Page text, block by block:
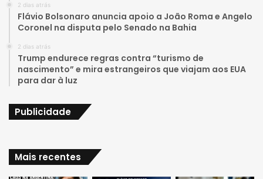
a
2 dias atrás
Flávio Bolsonaro anuncia apoio a João Roma e Angelo
Coronel na disputa pelo Senado na Bahia
2 dias atrás
Trump endurece regras contra “turismo de
nascimento” e mira estrangeiros que viajam aos EUA
para dar à luz
Publicidade
Mais recentes